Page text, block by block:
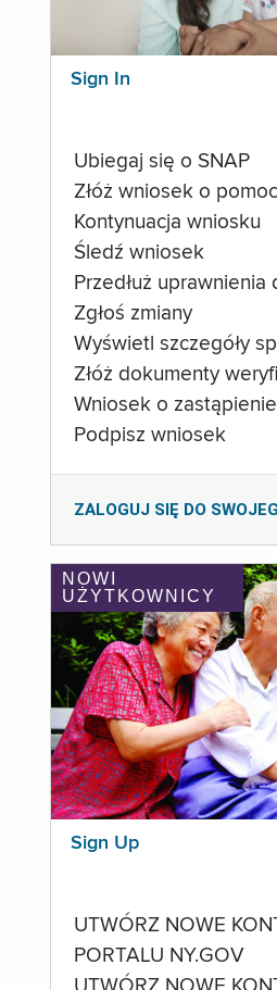
Sign In
Ubiegaj się o SNAP
Złóż wniosek o
Kontynuacja wniosku
Śledź wniosek
Przedłuż uprawnienia
Zgłoś zmiany
Wyświetl szczegóły
Złóż dokumenty
Wniosek o
Podpisz wniosek
ZALOGUJ SIĘ DO
NOWI
UŻYTKOWNICY
Sign Up
UTWÓRZ NOWE
PORTALU NY.GOV